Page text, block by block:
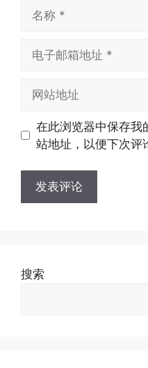
址
址
在此浏览器中保存我
站地址，以便下次评
搜索